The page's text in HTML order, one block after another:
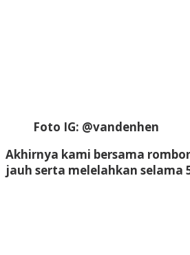
Foto IG: @vandenhen
Akhirnya kami bersama
jauh serta melelahkan selama